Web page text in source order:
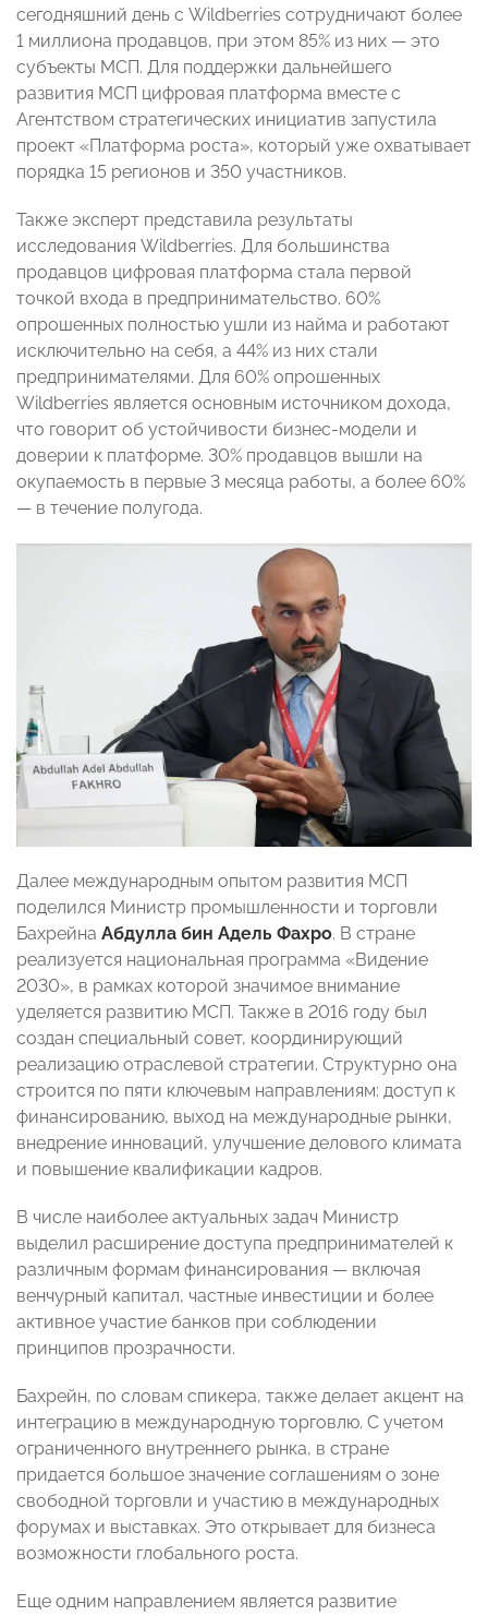
сегодняшний день с Wildberries сотрудничают более
1 миллиона продавцов, при этом 85% из них — это
субъекты МСП. Для поддержки дальнейшего
развития МСП цифровая платформа вместе с
Агентством стратегических инициатив запустила
проект «Платформа роста», который уже охватывает
порядка 15 регионов и 350 участников.
Также эксперт представила результаты
исследования Wildberries. Для большинства
продавцов цифровая платформа стала первой
точкой входа в предпринимательство. 60%
опрошенных полностью ушли из найма и работают
исключительно на себя, а 44% из них стали
предпринимателями. Для 60% опрошенных
Wildberries является основным источником дохода,
что говорит об устойчивости бизнес-модели и
доверии к платформе. 30% продавцов вышли на
окупаемость в первые 3 месяца работы, а более 60%
— в течение полугода.
Далее международным опытом развития МСП
поделился Министр промышленности и торговли
Бахрейна Абдулла бин Адель Фахро. В стране
реализуется национальная программа «Видение
2030», в рамках которой значимое внимание
уделяется развитию МСП. Также в 2016 году был
создан специальный совет, координирующий
реализацию отраслевой стратегии. Структурно она
строится по пяти ключевым направлениям: доступ к
финансированию, выход на международные рынки,
внедрение инноваций, улучшение делового климата
и повышение квалификации кадров.
В числе наиболее актуальных задач Министр
выделил расширение доступа предпринимателей к
различным формам финансирования — включая
венчурный капитал, частные инвестиции и более
активное участие банков при соблюдении
принципов прозрачности.
Бахрейн, по словам спикера, также делает акцент на
интеграцию в международную торговлю. С учетом
ограниченного внутреннего рынка, в стране
придается большое значение соглашениям о зоне
свободной торговли и участию в международных
форумах и выставках. Это открывает для бизнеса
возможности глобального роста.
Еще одним направлением является развитие